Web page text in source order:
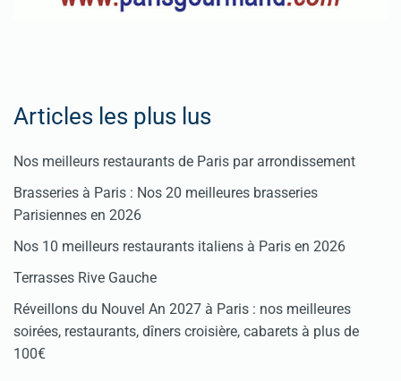
Articles les plus lus
Nos meilleurs restaurants de Paris par arrondissement
Brasseries à Paris : Nos 20 meilleures brasseries
Parisiennes en 2026
Nos 10 meilleurs restaurants italiens à Paris en 2026
Terrasses Rive Gauche
Réveillons du Nouvel An 2027 à Paris : nos meilleures
soirées, restaurants, dîners croisière, cabarets à plus de
100€